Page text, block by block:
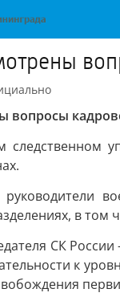
вопросы
следственном
в том
СК
к